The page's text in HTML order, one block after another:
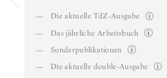
—
Die aktuelle TdZ-Ausgabe
—
Das jährliche Arbeitsbuch
—
Sonderpublikationen
—
Die aktuelle double-Ausgabe